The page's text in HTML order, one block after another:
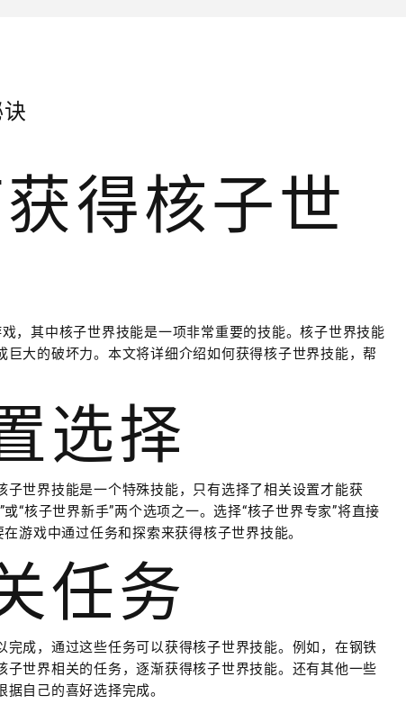
得核子世
，其中核子世界技能是一项非常重要的技能。核子世界技能
大的破坏力。本文将详细介绍如何获得核子世界技能，帮
选择
世界技能是一个特殊技能，只有选择了相关设置才能获
“核子世界新手”两个选项之一。选择“核子世界专家”将直接
游戏中通过任务和探索来获得核子世界技能。
任务
成，通过这些任务可以获得核子世界技能。例如，在钢铁
世界相关的任务，逐渐获得核子世界技能。还有其他一些
自己的喜好选择完成。